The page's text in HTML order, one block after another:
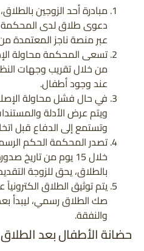
مبادرة أحد الزوجين
دعوى طلاق لدى المحكمة
عبر منصة ناجز المعتمدة
تسعى المحكمة محاولة
من خلال تقريب وجهات
عند وجود أطفال.
في حال فشل محاولة
ويتم عرض الأدلة
وتستمع إلى الدفاع قبل
تصدر المحكمة الحكم
خلال 15 يوم من
بالطلاق، يحق للزوجة
يتم توثيق الطلاق
صك الطلاق رسمي، ليبدأ
والنفقة.
حضانة الأطفال بعد الطلاق